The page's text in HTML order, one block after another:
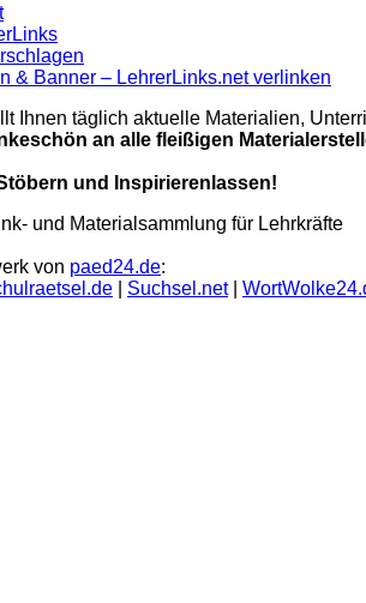
& Banner – LehrerLinks.net verlinken
Ihnen täglich aktuelle Materialien,
an alle fleißigen
und Inspirierenlassen!
und Materialsammlung für Lehrkräfte
von paed24.de:
Suchsel.net|